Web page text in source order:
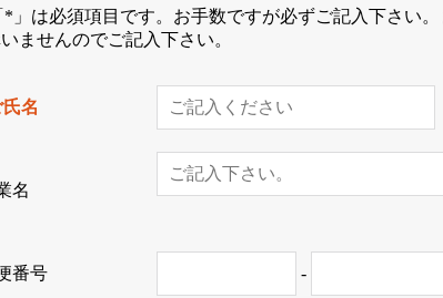
」は必須項目です。お手数ですが必ずご記入下さい
ませんのでご記入下さい。
名
名
番号 -